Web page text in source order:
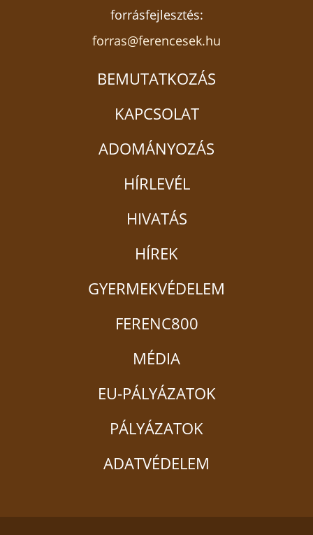
forrásfejlesztés:
forras@ferencesek.hu
BEMUTATKOZÁS
KAPCSOLAT
ADOMÁNYOZÁS
HÍRLEVÉL
HIVATÁS
HÍREK
GYERMEKVÉDELEM
FERENC800
MÉDIA
EU-PÁLYÁZATOK
PÁLYÁZATOK
ADATVÉDELEM